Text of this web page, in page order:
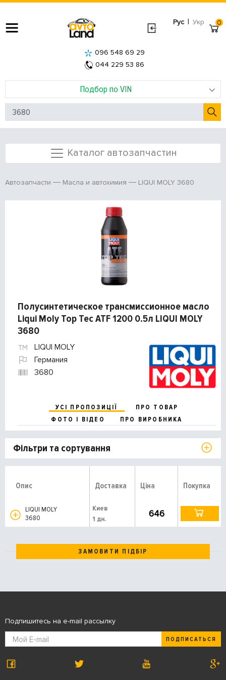
Рус | Укр
Подбор по VIN
096 548 69 29
044 229 53 86
0
Каталог автозапчастин
Автозапчасти Масла и автохимия LIQUI MOLY 3680
Полусинтетическое трансмиссионное масло
Liqui Moly Top Tec ATF 1200 0.5л LIQUI MOLY
3680
LIQUI MOLY
Германия
3680
УСІ ПРОПОЗИЦІЇ
ПРО ТОВАР
ФОТО І ВІДЕО
ПРО ВИРОБНИКА
Фільтри та сортування
Опис Доставка Ціна Покупка
LIQUI MOLY
3680
Киев
1 дн.
646
ЗАМОВИТИ ПІДБІР
Подпишитесь на e-mail рассылку
ПОДПИСАТЬСЯ